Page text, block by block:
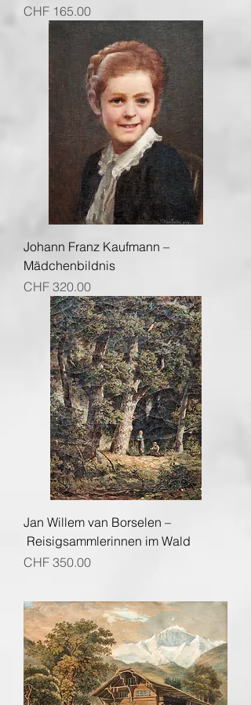
Preis
CHF 165.00
Johann Franz Kaufmann –
Mädchenbildnis
Preis
CHF 320.00
Jan Willem van Borselen –
Reisigsammlerinnen im Wald
Preis
CHF 350.00